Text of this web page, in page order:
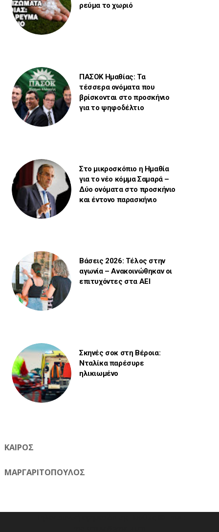
ρεύμα το χωριό
ΠΑΣΟΚ Ημαθίας: Τα
τέσσερα ονόματα που
βρίσκονται στο προσκήνιο
για το ψηφοδέλτιο
Στο μικροσκόπιο η Ημαθία
για το νέο κόμμα Σαμαρά –
Δύο ονόματα στο προσκήνιο
και έντονο παρασκήνιο
Βάσεις 2026: Τέλος στην
αγωνία – Ανακοινώθηκαν οι
επιτυχόντες στα ΑΕΙ
Σκηνές σοκ στη Βέροια:
Νταλίκα παρέσυρε
ηλικιωμένο
ΚΑΙΡΟΣ
ΜΑΡΓΑΡΙΤΟΠΟΥΛΟΣ